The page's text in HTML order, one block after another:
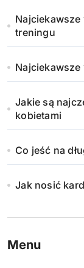
treningu
Jakie są
kobietami
Co jeść na
Jak nosić
Menu